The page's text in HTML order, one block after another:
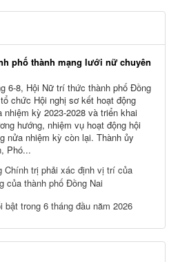
phố thành mạng lưới nữ chuyên
6-8, Hội Nữ trí thức thành phố Đồng
chức Hội nghị sơ kết hoạt động
nhiệm kỳ 2023-2028 và triển khai
hướng, nhiệm vụ hoạt động hội
nửa nhiệm kỳ còn lại. Thành ủy
Phó...
Chính trị phải xác định vị trí của
của thành phố Đồng Nai
trong 6 tháng đầu năm 2026